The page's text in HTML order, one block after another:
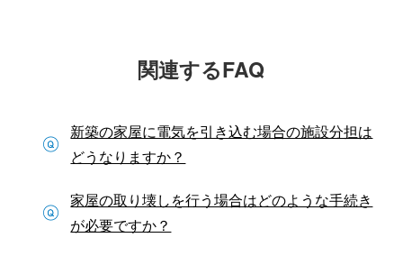
関連するFAQ
新築の家屋に電気を引き込む場合の施設分担は
どうなりますか？
家屋の取り壊しを行う場合はどのような手続き
が必要ですか？